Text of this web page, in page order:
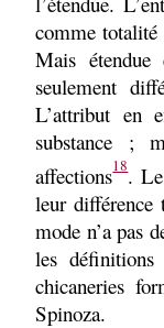
comme totalité
Mais
seulement
L’attribut en
substance ;
affections18.
leur différence
mode n’a pas
les
chicaneries
Spinoza.